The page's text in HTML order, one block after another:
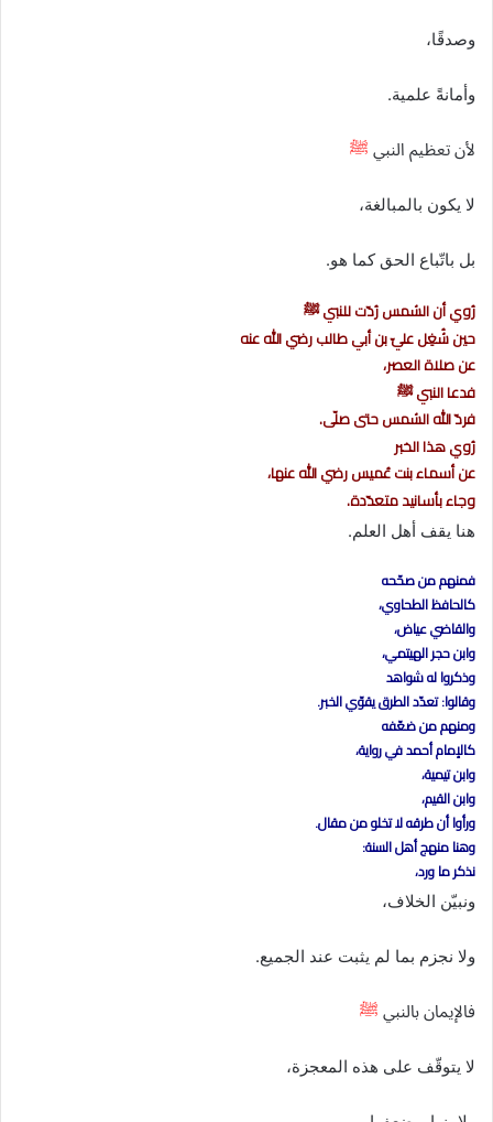
وصدقًا،
وأمانةً علمية.
لأن تعظيم النبي ﷺ
لا يكون بالمبالغة،
بل باتّباع الحق كما هو.
رُوي أن الشمس رُدّت للنبي ﷺ
حين شُغِل عليّ بن أبي طالب رضي الله عنه
عن صلاة العصر،
فدعا النبي ﷺ
فردّ الله الشمس حتى صلّى.
رُوي هذا الخبر
عن أسماء بنت عُميس رضي الله عنها،
وجاء بأسانيد متعدّدة.
هنا يقف أهل العلم.
فمنهم من صحّحه
كالحافظ الطحاوي،
والقاضي عياض،
وابن حجر الهيتمي،
وذكروا له شواهد
وقالوا: تعدّد الطرق يقوّي الخبر.
ومنهم من ضعّفه
كالإمام أحمد في رواية،
وابن تيمية،
وابن القيم،
ورأوا أن طرقه لا تخلو من مقال.
وهنا منهج أهل السنة:
نذكر ما ورد،
ونبيّن الخلاف،
ولا نجزم بما لم يثبت عند الجميع.
فالإيمان بالنبي ﷺ
لا يتوقّف على هذه المعجزة،